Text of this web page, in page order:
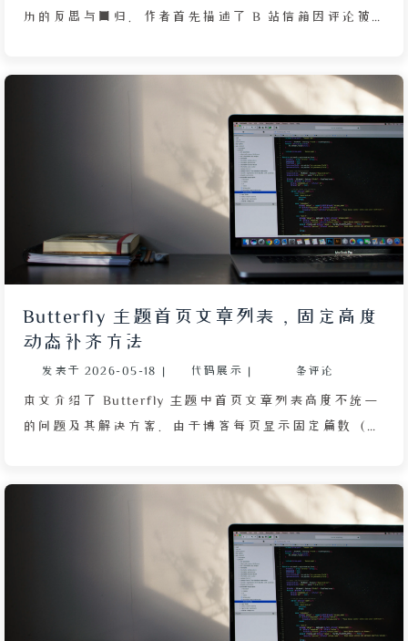
历的反思与回归。作者首先描述了 B 站信箱因评论被
感。接着，作者回顾了个人网站建设中因添加过多定制
功能如毛玻璃卡片、深色模式等导致界面臃肿混乱，最
终意识到最初的主题简洁完整，决定换回旧主题以回归
初心。由于缺乏 Git 记录，作者借助 MATUGEN 生成
配色方案，并利用 GLM 将配色写入主题，预期呈现更
明亮清新的效果。同时，作者保留了部分实用功能如
CSS 覆写规则、404 页面自动修复、友链模块和评论
区头像解析，实现删繁就简的融合升级。最后，作者反
访客在重新访问前清空浏览器缓存以避免样式冲突。
Butterfly 主题首页文章列表，固定高度
动态补齐方法
发表于 2026-05-18 | 代码展示 | 条评论
本文介绍了 Butterfly 主题中首页文章列表高度不统一
的问题及其解决方案。由于博客每页显示固定篇数（如
问题，文章提供了一种基于 JavaScript 的动态补齐方
法：通过 fillRecentPostItems 函数检测 .recent-post-
items 容器内实际文章条目数，若少于目标值（如
10），则自动追加对应数量的隐藏 div 元素
（visibility: hidden），使容器高度始终与满篇数保持
一致。该逻辑还通过监听 pjax:complete 事件兼容